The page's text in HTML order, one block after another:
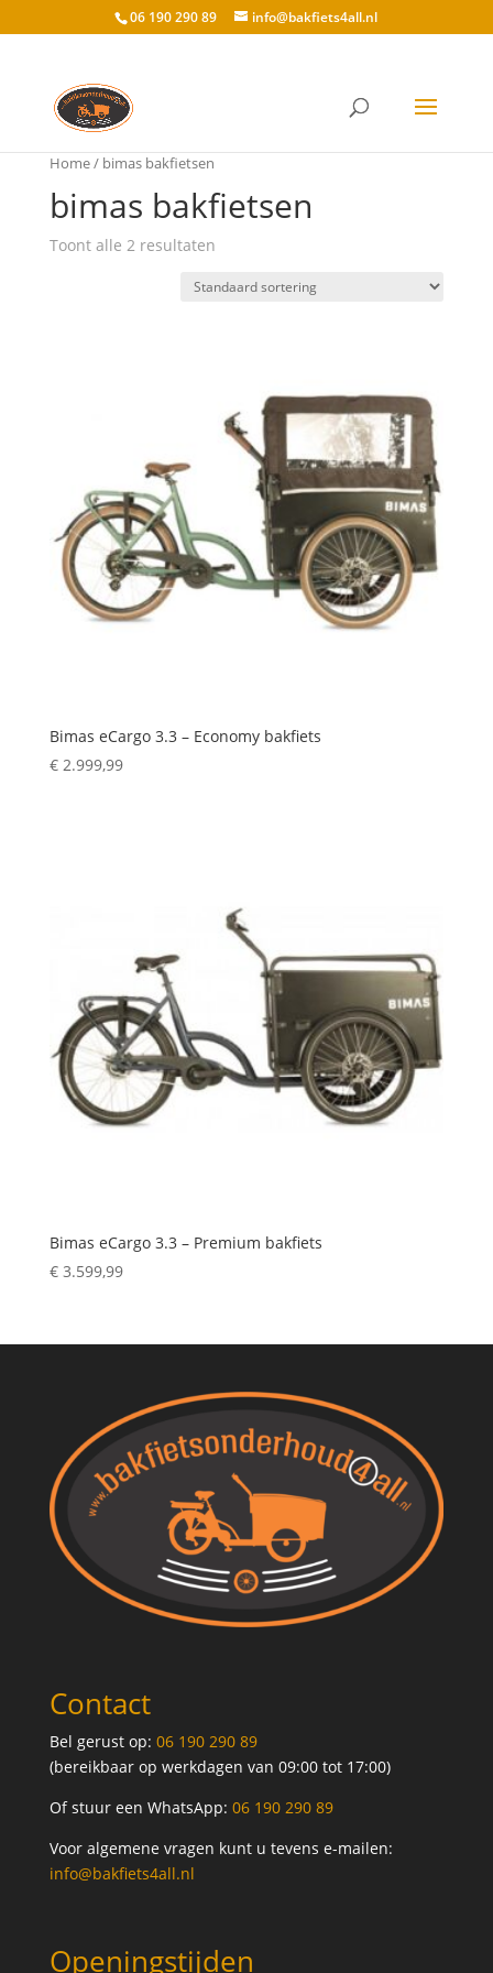
06 190 290 89 info@bakfiets4all.nl
Home/ bimas bakfietsen
bimas bakfietsen
Toont alle 2 resultaten
Bimas eCargo 3.3 – Economy bakfiets
€2.999,99
Bimas eCargo 3.3 – Premium bakfiets
€3.599,99
Contact
Bel gerust op: 06 190 290 89
(bereikbaar op werkdagen van 09:00 tot 17:00)
Of stuur een WhatsApp: 06 190 290 89
Voor algemene vragen kunt u tevens e-mailen:
info@bakfiets4all.nl
Openingstijden